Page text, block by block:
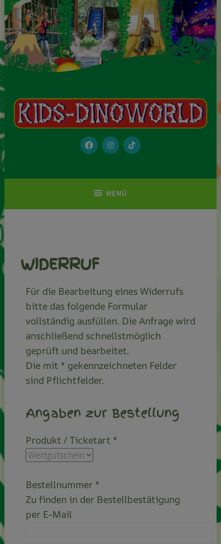
Kids-Dinoworld
„Kids-Dinoworld“ ist ein richtiger, kleiner Freizeitpark mit 2
Hallen, die mit einem unterirdischen Tunnel verbunden sind.
Komplett mit Fahrgeschäften, vielen Spielmöglichkeiten und einer
aufwändigen Thematisierung.
MENÜ
WIDERRUF
Für die Bearbeitung eines Widerrufs
bitte das folgende Formular
vollständig ausfüllen. Die Anfrage wird
anschließend schnellstmöglich
geprüft und bearbeitet.
Die mit * gekennzeichneten Felder
sind Pflichtfelder.
Angaben zur Bestellung
Produkt / Ticketart *
Bestellnummer *
Zu finden in der Bestellbestätigung
per E-Mail